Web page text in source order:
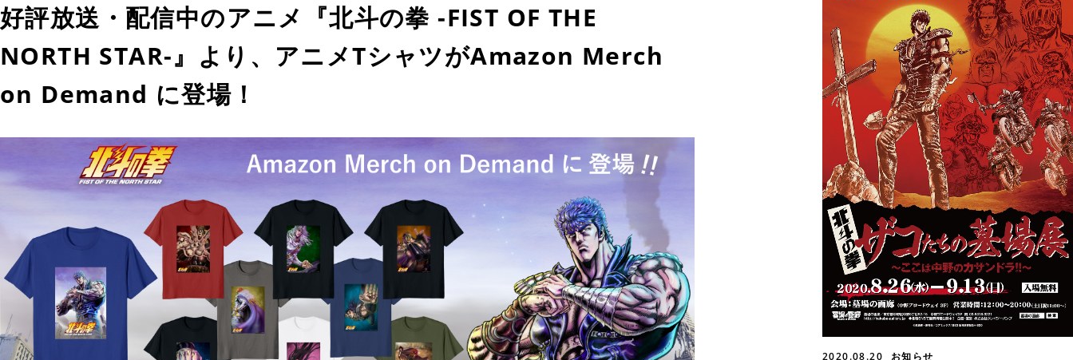
好評放送・配信中のアニメ『北斗の拳 -FIST OF THE
NORTH STAR-』より、アニメTシャツがAmazon Merch
on Demand に登場！
2020.08.20 お知らせ